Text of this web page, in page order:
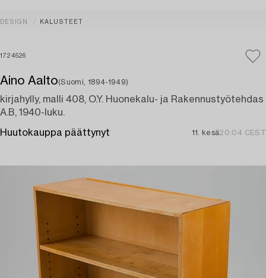
DESIGN KALUSTEET
1724526
Aino Aalto(Suomi, 1894-1949)
kirjahylly, malli 408, O.Y. Huonekalu- ja Rakennustyötehdas
A.B, 1940-luku.
Huutokauppa päättynyt 11. kesä20:04 CEST